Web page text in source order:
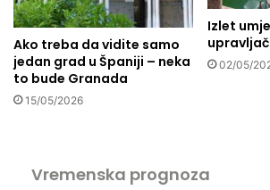
l
j
u
b
u
d
Ako treba da vidite samo
jedan grad u Španiji – neka
to bude Granada
15/05/2026
Izlet
02/05/
Vremenska prognoza